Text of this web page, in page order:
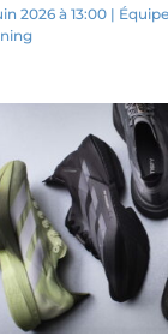
2026 à 13:00 |